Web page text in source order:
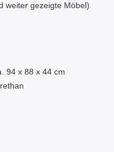
weiter gezeigte Möbel)
94 x 88 x 44 cm